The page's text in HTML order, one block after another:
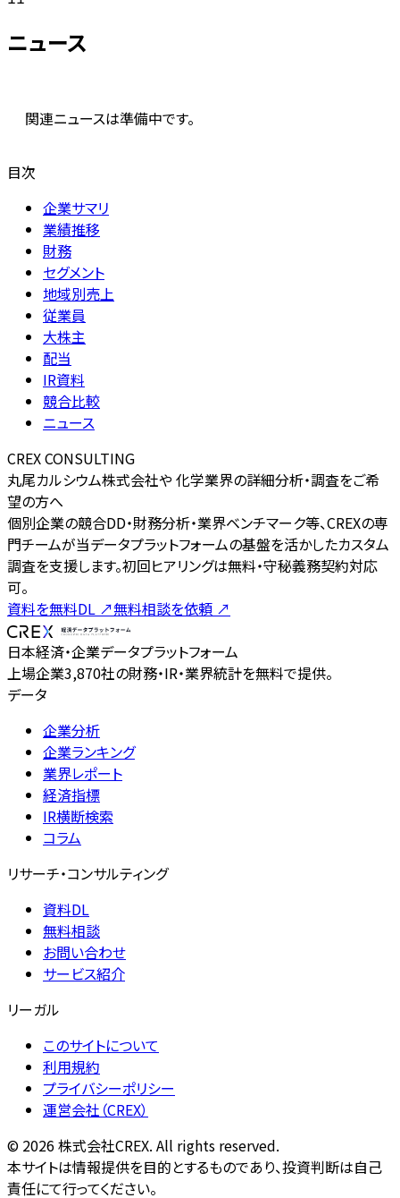
ニュース
関連ニュースは準備中です。
目次
企業サマリ
業績推移
財務
セグメント
地域別売上
従業員
大株主
配当
IR資料
競合比較
ニュース
CREX CONSULTING
丸尾カルシウム株式会社や 化学業界の詳細分析・調査をご希
望の方へ
個別企業の競合DD・財務分析・業界ベンチマーク等、CREXの専
門チームが当データプラットフォームの基盤を活かしたカスタム
調査を支援します。初回ヒアリングは無料・守秘義務契約対応
可。
資料を無料DL ↗無料相談を依頼 ↗
日本経済・企業データプラットフォーム
上場企業3,870社の財務・IR・業界統計を無料で提供。
データ
企業分析
企業ランキング
業界レポート
経済指標
IR横断検索
コラム
リサーチ・コンサルティング
資料DL
無料相談
お問い合わせ
サービス紹介
リーガル
このサイトについて
利用規約
プライバシーポリシー
運営会社（CREX）
© 2026株式会社CREX. All rights reserved.
本サイトは情報提供を目的とするものであり、投資判断は自己
責任にて行ってください。